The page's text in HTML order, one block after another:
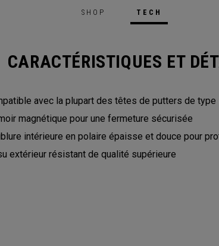
SHOP TECH
CARACTÉRISTIQUES ET
avec la plupart des têtes de putters de type
magnétique pour une fermeture sécurisée
intérieure en polaire épaisse et douce pour
extérieur résistant de qualité supérieure